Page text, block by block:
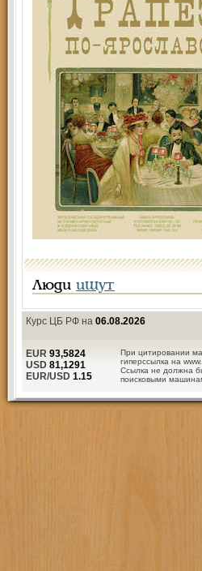
Люди ищут
Курс ЦБ РФ на 06.08.2026
При цитировании
гиперссылка на
Ссылка не должна
поисковыми
EUR 93,5824
USD 81,1291
EUR/USD 1.15